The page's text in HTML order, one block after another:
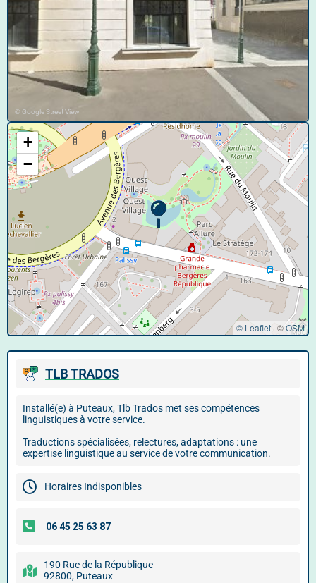
© Google Street View
+
−
© Leaflet | ©OSM
TLB TRADOS
Installé(e) à Puteaux, Tlb Trados met ses compétences
linguistiques à votre service.
Traductions spécialisées, relectures, adaptations : une
expertise linguistique au service de votre communication.
Horaires Indisponibles
190 Rue de la République
92800, Puteaux